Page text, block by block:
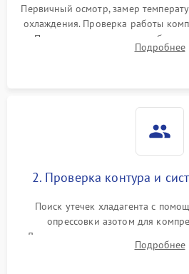
Первичный осмотр, замер
охлаждения. Проверка работы
Пельтье, оценка уровня
ошибок с модуля
Подробнее
2. Проверка контура и
Поиск утечек хладагента с
опрессовки азотом для
Диагностика термоэлектрических
кулеров на предмет перегрева
Подробнее